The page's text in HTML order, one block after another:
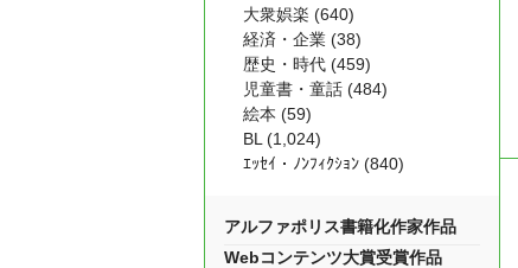
大衆娯楽 (640)
経済・企業 (38)
歴史・時代 (459)
児童書・童話 (484)
絵本 (59)
BL (1,024)
ｴｯｾｲ・ﾉﾝﾌｨｸｼｮﾝ (840)
アルファポリス書籍化作家作品
Webコンテンツ大賞受賞作品